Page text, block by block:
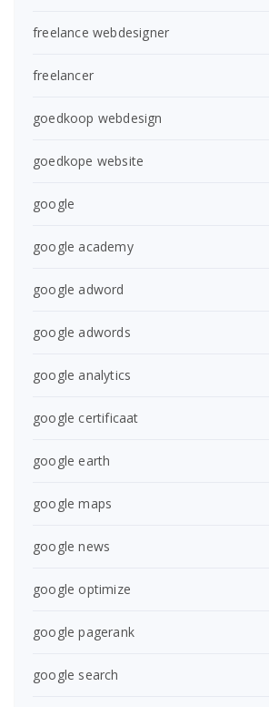
freelance webdesigner
freelancer
goedkoop webdesign
goedkope website
google
google academy
google adword
google adwords
google analytics
google certificaat
google earth
google maps
google news
google optimize
google pagerank
google search